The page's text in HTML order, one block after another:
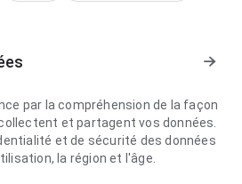
par la compréhension de la façon
et partagent vos données.
et de sécurité des données
la région et l'âge.